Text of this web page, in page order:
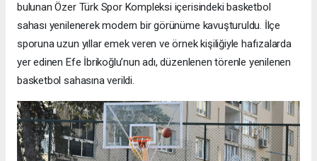
bulunan Özer Türk Spor Kompleksi içerisindeki basketbol
sahası yenilenerek modern bir görünüme kavuşturuldu. İlçe
sporuna uzun yıllar emek veren ve örnek kişiliğiyle hafızalarda
yer edinen Efe İbrikoğlu’nun adı, düzenlenen törenle yenilenen
basketbol sahasına verildi.